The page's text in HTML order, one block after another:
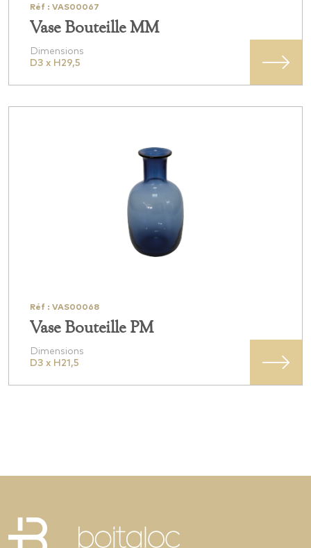
Réf : VAS00067
Vase Bouteille MM
Dimensions
D3 x H29,5
Réf : VAS00068
Vase Bouteille PM
Dimensions
D3 x H21,5